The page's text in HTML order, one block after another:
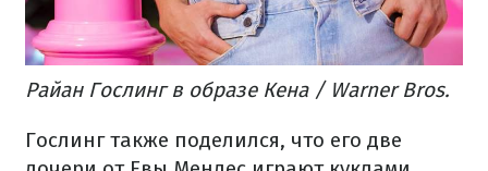
Райан Гослинг в образе Кена / Warner Bros.
Гослинг также поделился, что его две